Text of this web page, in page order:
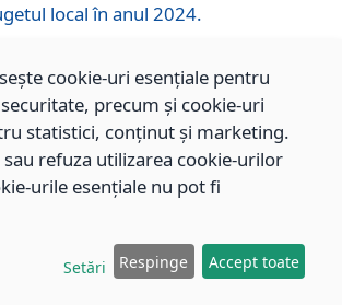
local în anul 2024.
de cost pentru serviciile
cadrul Direcției de Asistență Socială
2024.
Anexei la H.C.L. nr. 91 din 09.02.2018,
cookie-uri esențiale pentru
precum și cookie-uri
statistici, conținut și marketing.
sau refuza utilizarea cookie-urilor
urile esențiale nu pot fi
Setări Respinge Accept toate